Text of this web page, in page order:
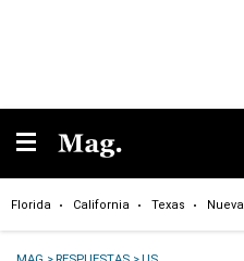
Florida California Texas